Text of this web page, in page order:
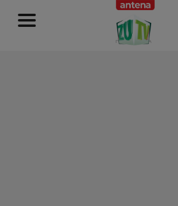
RECLAMĂ